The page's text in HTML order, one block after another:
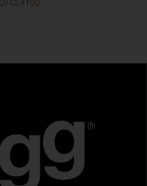
LV-CL4100